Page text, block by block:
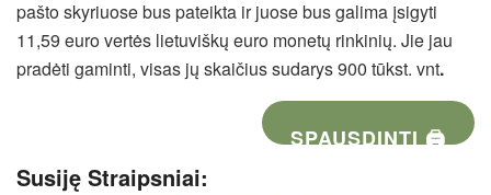
pašto skyriuose bus pateikta ir juose bus galima įsigyti
11,59 euro vertės lietuviškų euro monetų rinkinių. Jie jau
pradėti gaminti, visas jų skaičius sudarys 900 tūkst. vnt.
SPAUSDINTI 🖨
Susiję Straipsniai: